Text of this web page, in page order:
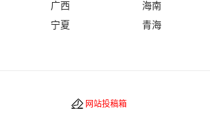
广西
海南
宁夏
青海
网站投稿箱